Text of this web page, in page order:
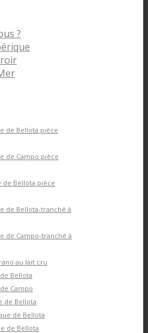
?
de Bellota pièce
de Campo pièce
de Bellota pièce
de Bellota-tranché à
de Campo-tranché à
au lait cru
Bellota
Campo
de Bellota
de Bellota
de Bellota